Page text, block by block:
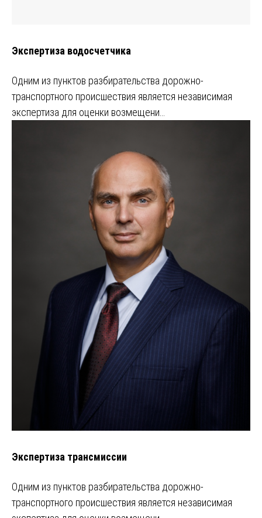
Экспертиза водосчетчика
Одним из пунктов разбирательства дорожно-
транспортного происшествия является независимая
экспертиза для оценки возмещени…
Экспертиза трансмиссии
Одним из пунктов разбирательства дорожно-
транспортного происшествия является независимая